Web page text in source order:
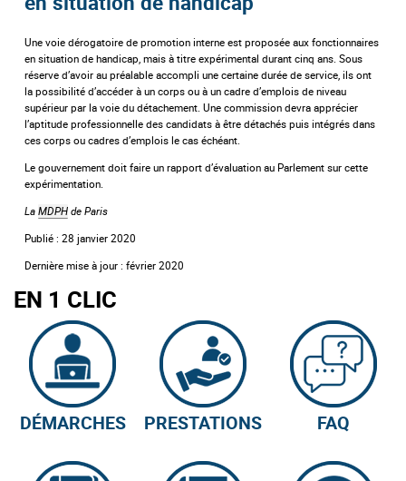
Une voie dérogatoire de promotion interne est proposée aux fonctionnaires
en situation de handicap, mais à titre expérimental durant cinq ans. Sous
réserve d’avoir au préalable accompli une certaine durée de service, ils ont
la possibilité d’accéder à un corps ou à un cadre d’emplois de niveau
supérieur par la voie du détachement. Une commission devra apprécier
l’aptitude professionnelle des candidats à être détachés puis intégrés dans
ces corps ou cadres d’emplois le cas échéant.
Le gouvernement doit faire un rapport d’évaluation au Parlement sur cette
expérimentation.
La MDPH de Paris
Publié : 28 janvier 2020
Dernière mise à jour : février 2020
EN 1 CLIC
DÉMARCHES PRESTATIONS FAQ